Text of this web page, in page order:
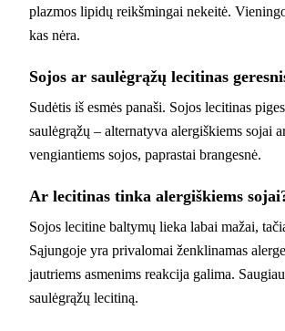
plazmos lipidų reikšmingai nekeitė.
kas nėra.
Sojos ar saulėgrąžų lecitinas
Sudėtis iš esmės panaši. Sojos lecitinas
saulėgrąžų – alternatyva alergiškiems sojai
vengiantiems sojos, paprastai brangesnė.
Ar lecitinas tinka alergiškiems
Sojos lecitine baltymų lieka labai mažai,
Sąjungoje yra privalomai ženklinamas
jautriems asmenims reakcija galima.
saulėgrąžų lecitiną.